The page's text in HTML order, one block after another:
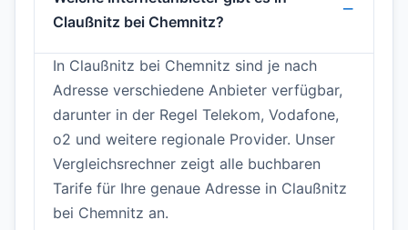
Claußnitz bei Chemnitz?
In Claußnitz bei Chemnitz sind je nach
Adresse verschiedene Anbieter verfügbar,
darunter in der Regel Telekom, Vodafone,
o2 und weitere regionale Provider. Unser
Vergleichsrechner zeigt alle buchbaren
Tarife für Ihre genaue Adresse in Claußnitz
bei Chemnitz an.